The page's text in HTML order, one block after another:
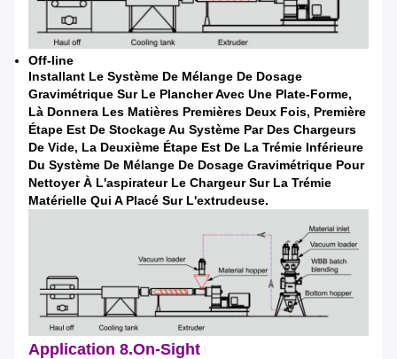
Off-line
Installant Le Système De Mélange De Dosage
Gravimétrique Sur Le Plancher Avec Une Plate-Forme,
Là Donnera Les Matières Premières Deux Fois, Première
Étape Est De Stockage Au Système Par Des Chargeurs
De Vide, La Deuxième Étape Est De La Trémie Inférieure
Du Système De Mélange De Dosage Gravimétrique Pour
Nettoyer À L'aspirateur Le Chargeur Sur La Trémie
Matérielle Qui A Placé Sur L'extrudeuse.
Application 8.On-Sight